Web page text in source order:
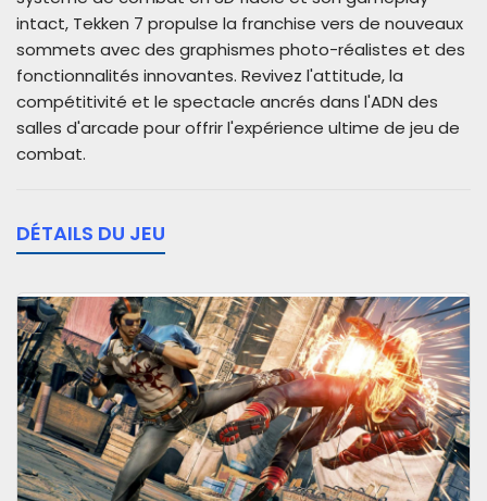
intact, Tekken 7 propulse la franchise vers de nouveaux
sommets avec des graphismes photo-réalistes et des
fonctionnalités innovantes. Revivez l'attitude, la
compétitivité et le spectacle ancrés dans l'ADN des
salles d'arcade pour offrir l'expérience ultime de jeu de
combat.
DÉTAILS DU JEU